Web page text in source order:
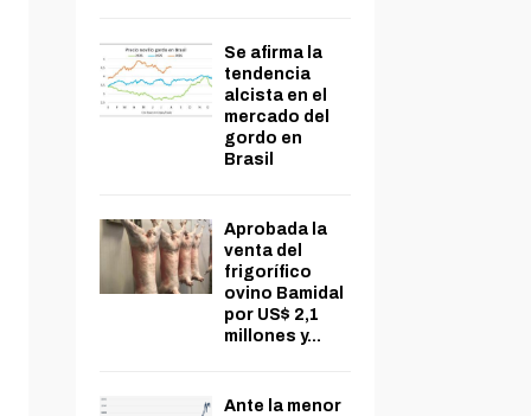
Se afirma la
tendencia
alcista en el
mercado del
gordo en
Brasil
Aprobada la
venta del
frigorífico
ovino Bamidal
por US$ 2,1
millones y...
Ante la menor